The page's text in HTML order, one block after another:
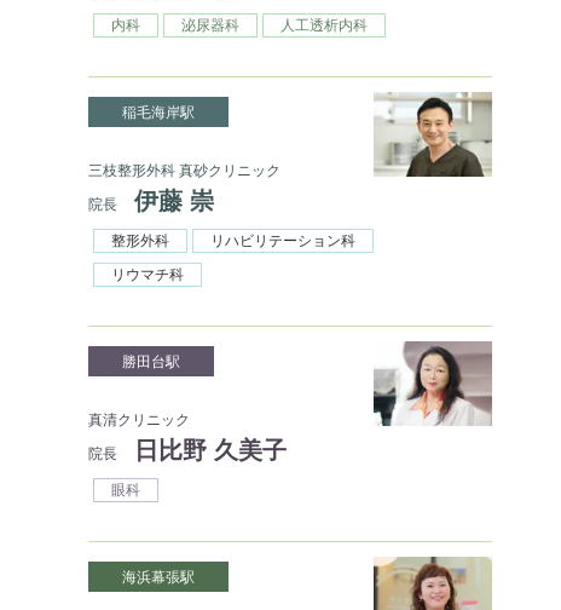
内科 泌尿器科 人工透析内科
稲毛海岸駅
三枝整形外科 真砂クリニック
院長
伊藤 崇
整形外科
リハビリテーション科
リウマチ科
勝田台駅
真清クリニック
院長
日比野 久美子
眼科
海浜幕張駅